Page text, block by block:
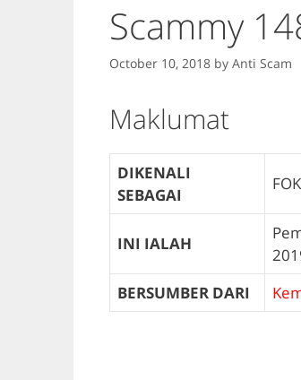
Scammy
October 10, 2018 by Anti Scam
Maklumat
DIKENALI
SEBAGAI
INI IALAH
BERSUMBER DARI